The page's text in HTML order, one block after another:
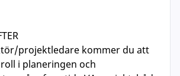
projektledare kommer du att
i planeringen och